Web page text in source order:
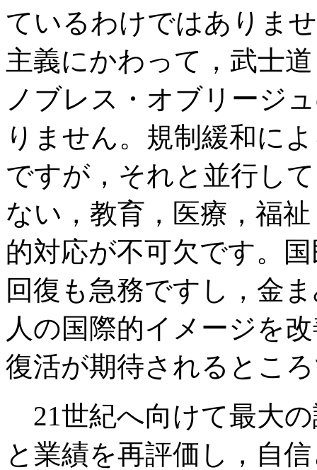
ているわけではありま
主義にかわって，武士
ノブレス・オブリージ
りません。規制緩和に
ですが，それと並行し
ない，教育，医療，福
的対応が不可欠です。
回復も急務ですし，金
人の国際的イメージを
復活が期待されるとこ
21世紀へ向けて最大
と業績を再評価し，自